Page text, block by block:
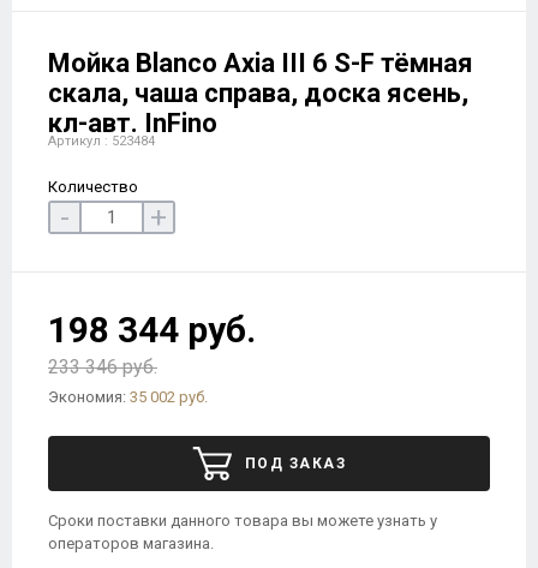
Мойка Blanco Axia III 6 S-F тёмная
скала, чаша справа, доска ясень,
кл-авт. InFino
Артикул : 523484
Количество
- +
198 344 руб.
233 346 руб.
Экономия: 35 002 руб.
ПОД ЗАКАЗ
Сроки поставки данного товара вы можете узнать у
операторов магазина.